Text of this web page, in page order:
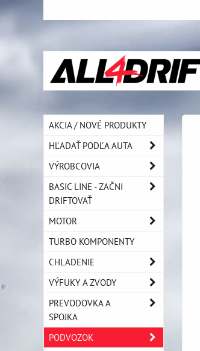
AKCIA / NOVÉ PRODUKTY
HĽADAŤ PODĽA AUTA
VÝROBCOVIA
BASIC LINE - ZAČNI
DRIFTOVAŤ
MOTOR
TURBO KOMPONENTY
CHLADENIE
VÝFUKY A ZVODY
PREVODOVKA A
SPOJKA
PODVOZOK